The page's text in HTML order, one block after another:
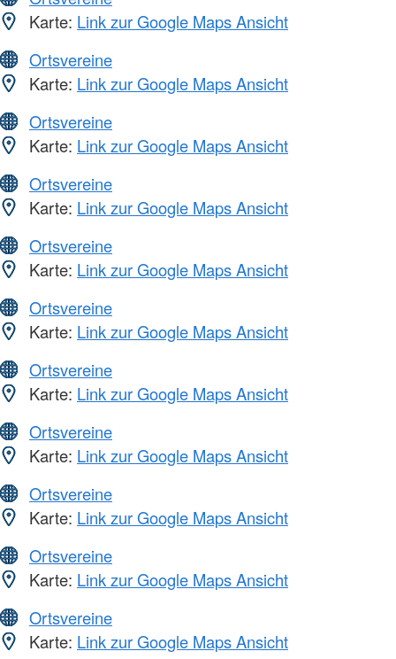
Karte: Link zur Google Maps Ansicht
Ortsvereine
Karte: Link zur Google Maps Ansicht
Ortsvereine
Karte: Link zur Google Maps Ansicht
Ortsvereine
Karte: Link zur Google Maps Ansicht
Ortsvereine
Karte: Link zur Google Maps Ansicht
Ortsvereine
Karte: Link zur Google Maps Ansicht
Ortsvereine
Karte: Link zur Google Maps Ansicht
Ortsvereine
Karte: Link zur Google Maps Ansicht
Ortsvereine
Karte: Link zur Google Maps Ansicht
Ortsvereine
Karte: Link zur Google Maps Ansicht
Ortsvereine
Karte: Link zur Google Maps Ansicht